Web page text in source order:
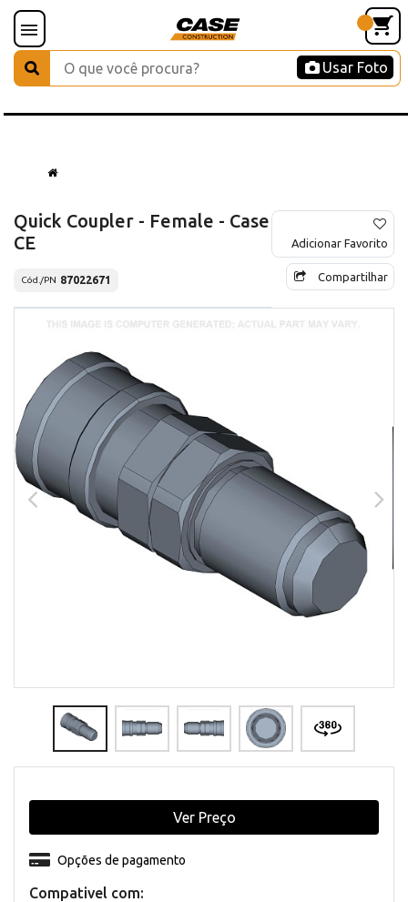
Usar Foto
Quick Coupler - Female - Case
CE
Cód./PN 87022671
Adicionar Favorito
Compartilhar
Compativel com:
Opções de pagamento
Ver Preço